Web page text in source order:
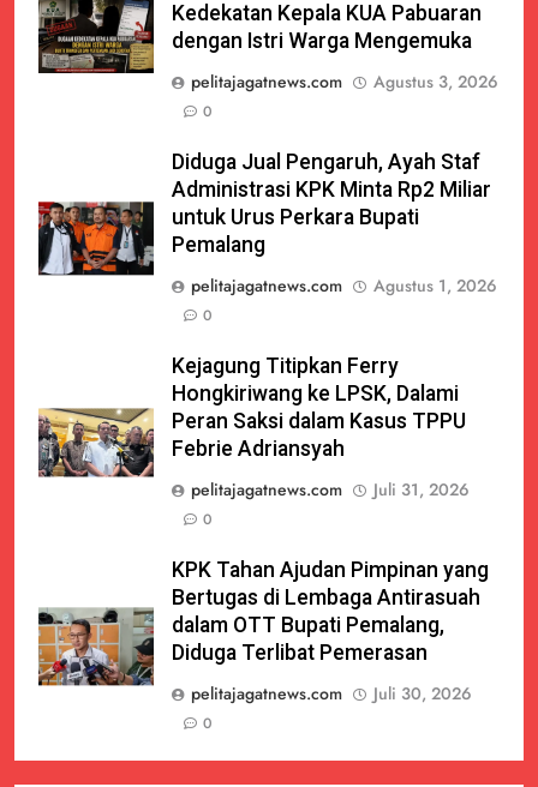
Kedekatan Kepala KUA Pabuaran
dengan Istri Warga Mengemuka
pelitajagatnews.com
Agustus 3, 2026
0
Diduga Jual Pengaruh, Ayah Staf
Administrasi KPK Minta Rp2 Miliar
untuk Urus Perkara Bupati
Pemalang
pelitajagatnews.com
Agustus 1, 2026
0
Kejagung Titipkan Ferry
Hongkiriwang ke LPSK, Dalami
Peran Saksi dalam Kasus TPPU
Febrie Adriansyah
pelitajagatnews.com
Juli 31, 2026
0
KPK Tahan Ajudan Pimpinan yang
Bertugas di Lembaga Antirasuah
dalam OTT Bupati Pemalang,
Diduga Terlibat Pemerasan
pelitajagatnews.com
Juli 30, 2026
0